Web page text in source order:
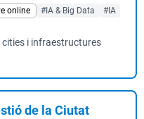
online #IA & Big Data #IA
i infraestructures
de la Ciutat